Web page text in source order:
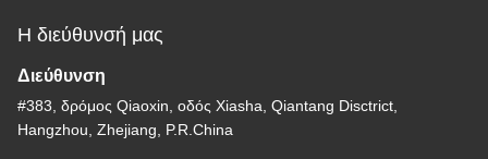
Η διεύθυνσή μας
Διεύθυνση
#383, δρόμος Qiaoxin, οδός Xiasha, Qiantang Disctrict,
Hangzhou, Zhejiang, P.R.China